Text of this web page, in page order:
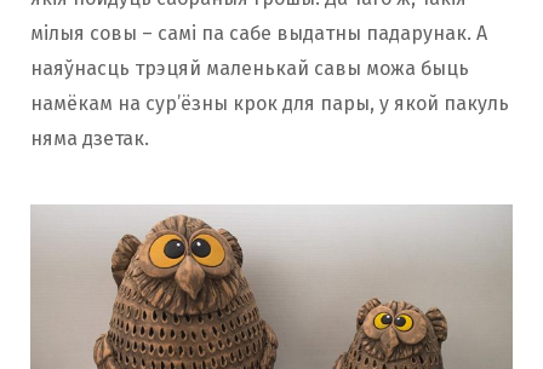
мілыя совы – самі па сабе выдатны падарунак. А
наяўнасць трэцяй маленькай савы можа быць
намёкам на сур’ёзны крок для пары, у якой пакуль
няма дзетак.